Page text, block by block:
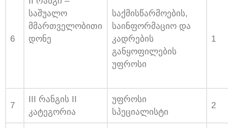
6
საშუალო
მმართველობითი
დონე
საქმისწარმოების,
საინფორმაციო და
კადრების
განყოფილების
უფროსი
1
7
III რანგის II
კატეგორია
უფროსი
სპეციალისტი
2